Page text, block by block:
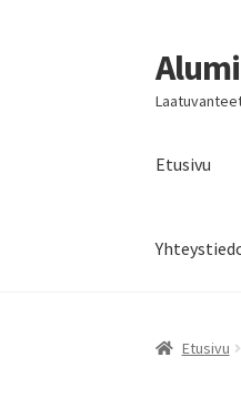
Siirry
Siirry
sisältöön
Etusivu
Etusivu